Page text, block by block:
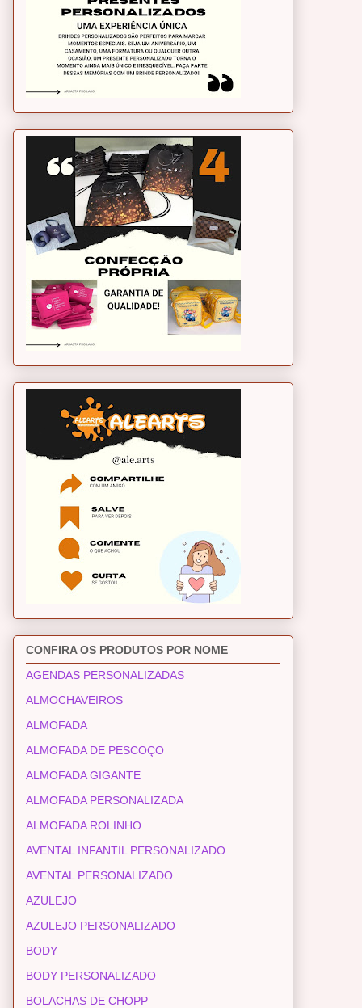
CONFIRA OS PRODUTOS POR NOME
AGENDAS PERSONALIZADAS
ALMOCHAVEIROS
ALMOFADA
ALMOFADA DE PESCOÇO
ALMOFADA GIGANTE
ALMOFADA PERSONALIZADA
ALMOFADA ROLINHO
AVENTAL INFANTIL PERSONALIZADO
AVENTAL PERSONALIZADO
AZULEJO
AZULEJO PERSONALIZADO
BODY
BODY PERSONALIZADO
BOLACHAS DE CHOPP